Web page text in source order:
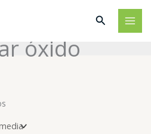
Buscar
óxido
media